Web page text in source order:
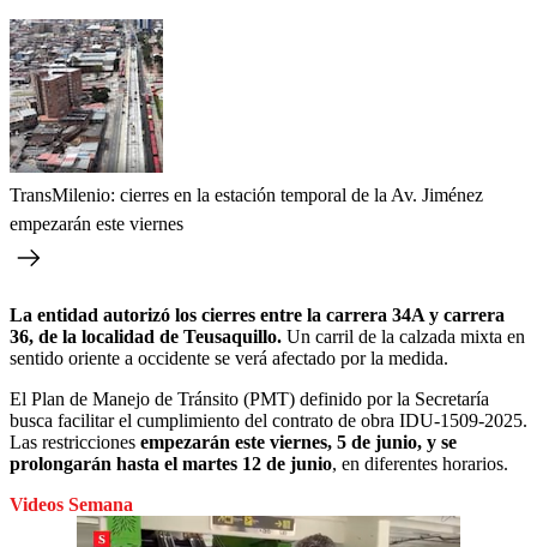
TransMilenio: cierres en la estación temporal de la Av. Jiménez
empezarán este viernes
La entidad autorizó los cierres entre la carrera 34A y carrera
36, de la localidad de Teusaquillo. Un carril de la calzada mixta en
sentido oriente a occidente se verá afectado por la medida.
El Plan de Manejo de Tránsito (PMT) definido por la Secretaría
busca facilitar el cumplimiento del contrato de obra IDU-1509-2025.
Las restricciones empezarán este viernes, 5 de junio, y se
prolongarán hasta el martes 12 de junio, en diferentes horarios.
Videos Semana